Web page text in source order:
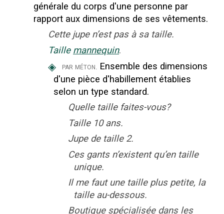
générale du corps d'une personne par
rapport aux dimensions de ses vêtements.
Cette jupe n’est pas à sa taille.
Taille mannequin.
◈ par méton. Ensemble des dimensions
d'une pièce d'habillement établies
selon un type standard.
Quelle taille faites-vous?
Taille 10 ans.
Jupe de taille 2.
Ces gants n’existent qu’en taille
unique.
Il me faut une taille plus petite, la
taille au-dessous.
Boutique spécialisée dans les